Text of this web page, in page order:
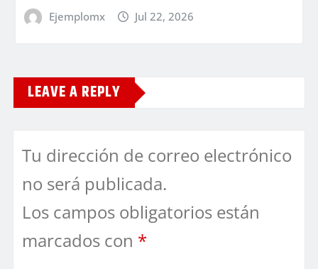
Ejemplomx Jul 22, 2026
LEAVE A REPLY
Tu dirección de correo electrónico
no será publicada.
Los campos obligatorios están
marcados con *